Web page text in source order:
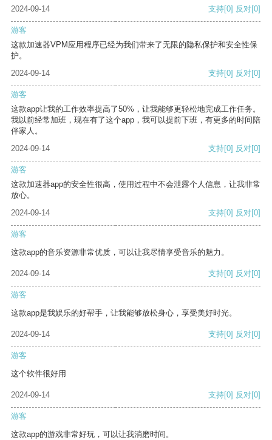
2024-09-14
支持[0] 反对[0]
游客
这款加速器VPM应用程序已经为我们带来了无限的隐私保护和安全性保
护。
2024-09-14
支持[0] 反对[0]
游客
这款app让我的工作效率提高了50%，让我能够更轻松地完成工作任务。
我以前经常加班，现在有了这个app，我可以提前下班，有更多的时间陪
伴家人。
2024-09-14
支持[0] 反对[0]
游客
这款加速器app的安全性很高，使用过程中不会泄露个人信息，让我非常
放心。
2024-09-14
支持[0] 反对[0]
游客
这款app的音乐资源非常优质，可以让我尽情享受音乐的魅力。
2024-09-14 支持[0] 反对[0]
游客
这款app是我娱乐的好帮手，让我能够放松身心，享受美好时光。
2024-09-14 支持[0] 反对[0]
游客
这个软件很好用
2024-09-14 支持[0] 反对[0]
游客
这款app的游戏非常好玩，可以让我消磨时间。